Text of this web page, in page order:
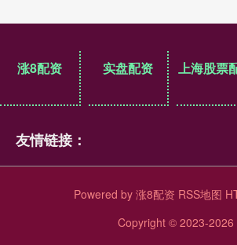
涨8配资 实盘配资 上海股票
友情链接：
Powered by 涨8配资 RSS地图
Copyright © 2023-2026